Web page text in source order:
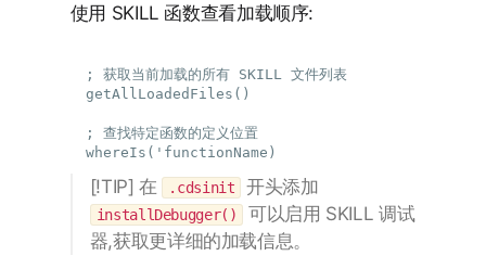
使用 SKILL 函数查看加载顺序:
; 获取当前加载的所有 SKILL 文件列表
getAllLoadedFiles()
; 查找特定函数的定义位置
[!TIP] 在 .cdsinit 开头添加
installDebugger()
可以启用 SKILL 调试
器,获取更详细的加载信息。